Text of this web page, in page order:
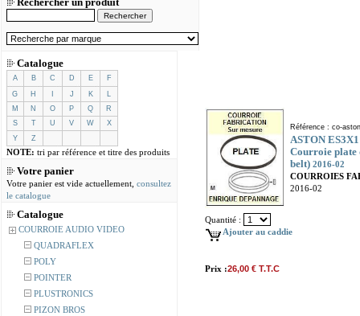
Catalogue
A B C D E
F
G
H J K
L
M
N O P Q
R
S
T U V W
X
Y
Z
NOTE: tri par référence et titre des produits
Votre panier
Votre panier est vide actuellement, consultez
le catalogue
Catalogue
COURROIE AUDIO VIDEO
QUADRAFLEX
POLY
POINTER
PLUSTRONICS
PIZON BROS
Référence : co-
ASTON
Courroie plate
belt) 2016-02
COURROIES
2016-02
Quantité :
Ajouter au caddie
Prix :26,00 € T.T.C